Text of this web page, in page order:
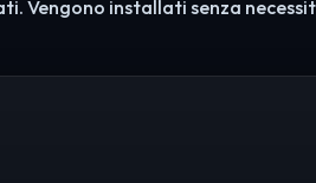
installati senza